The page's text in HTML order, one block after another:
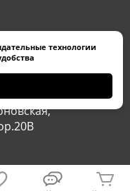
шоссе, 101
технологии